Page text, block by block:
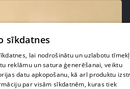
sīkdatnes
lai nodrošinātu un uzlabotu
reklāmu un satura ģenerēšanai, veiktu
datu apkopošanu, kā arī produktu
par visām sīkdatnēm, kuras tiek